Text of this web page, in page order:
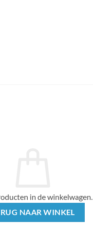
in de winkelwagen.
NAAR WINKEL